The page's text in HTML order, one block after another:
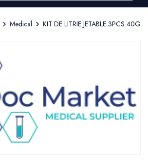
Medical KIT DE LITRIE JETABLE 3PCS 40G